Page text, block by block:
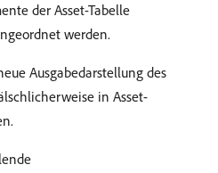
der Asset-Tabelle
werden.
Ausgabedarstellung des
in Asset-